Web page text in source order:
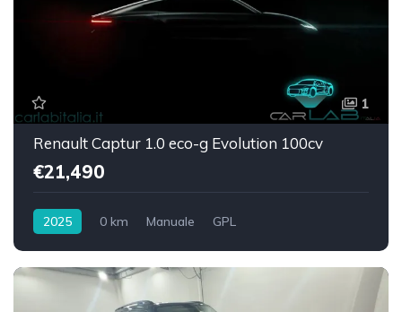
1
Renault Captur 1.0 eco-g Evolution 100cv
€21,490
2025 0 km Manuale
GPL